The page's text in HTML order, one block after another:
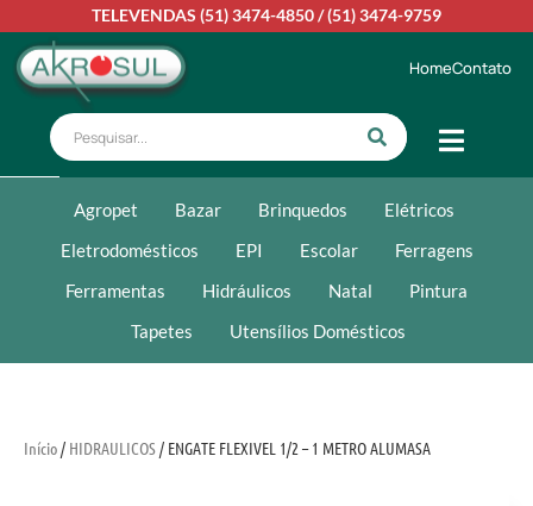
TELEVENDAS (51) 3474-4850/(51) 3474-9759
HomeContato
Agropet Bazar Brinquedos
Elétricos
Eletrodomésticos
EPI Escolar
Ferragens
Ferramentas
Hidráulicos Natal
Pintura
Tapetes
Utensílios Domésticos
Início/ HIDRAULICOS/ ENGATE FLEXIVEL 1/2 – 1 METRO ALUMASA